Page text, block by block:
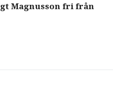
Magnusson fri från